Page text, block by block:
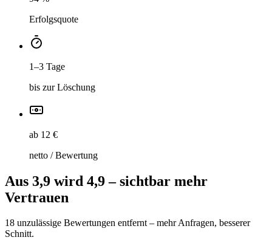
Erfolgsquote
1–3 Tage
bis zur Löschung
ab 12 €
netto / Bewertung
Aus 3,9 wird 4,9 – sichtbar mehr
Vertrauen
18 unzulässige Bewertungen entfernt – mehr Anfragen, besserer
Schnitt.